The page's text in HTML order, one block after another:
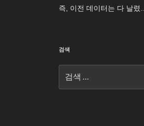
즉, 이전 데이터는 다 날렸…
검색
색: